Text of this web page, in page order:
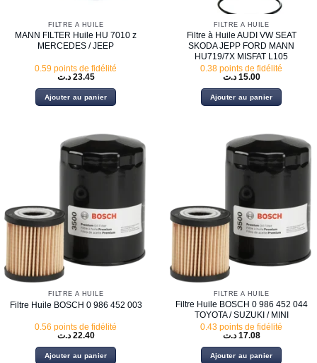
FILTRE À HUILE
MANN FILTER Huile HU 7010 z
MERCEDES / JEEP
0.59 points de fidélité
23.45 د.ت
Ajouter au panier
FILTRE À HUILE
Filtre à Huile AUDI VW SEAT
SKODA JEPP FORD MANN
HU719/7X MISFAT L105
0.38 points de fidélité
15.00 د.ت
Ajouter au panier
FILTRE À HUILE
Filtre Huile BOSCH 0 986 452 003
0.56 points de fidélité
22.40 د.ت
Ajouter au panier
FILTRE À HUILE
Filtre Huile BOSCH 0 986 452 044
TOYOTA / SUZUKI / MINI
0.43 points de fidélité
17.08 د.ت
Ajouter au panier